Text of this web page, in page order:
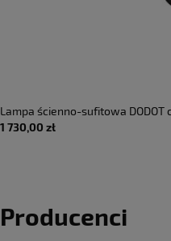
Lampa ścienno-sufitowa DODOT
240V AC IP20 - AXOLIGHT
1 730,00 zł
Producenci